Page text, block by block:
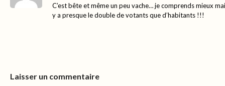
C’est bête et même un peu vache… je comprends mieux
y a presque le double de votants que d’habitants !!!
Laisser un commentaire